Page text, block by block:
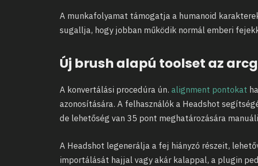
A munkafolyamat támogatja a humanoid
sugallja, hogy jobban működik normál emberi
Új brush alapú toolset az
A konvertálási procedúra ún. alignment pontokat
azonosítására. A felhasználók a Headshot
de lehetőség van 35 pont meghatározására
A Headshot legenerálja a fej hiányzó részeit,
importálását hajjal vagy akár kalappal, a plugin